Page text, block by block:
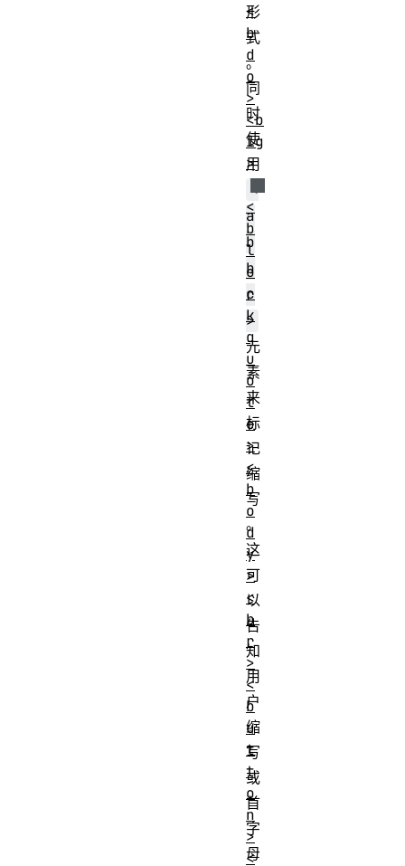
形
式
。
同
时
使
用
<
a
b
b
r
>
元
素
来
标
记
缩
写
。
这
可
以
告
知
用
户
缩
写
或
首
字
母
<
b
d
o
>
<b
ig
>
<
b
l
o
c
k
q
u
o
t
e
>
<
b
o
d
y
>
<
b
r
>
<
b
u
t
t
o
n
>
<